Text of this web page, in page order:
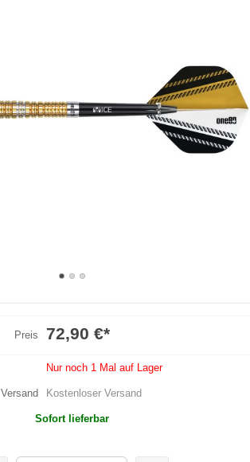
Preis 72,90 €*
Nur noch 1 Mal auf Lager
Versand Kostenloser Versand
Sofort lieferbar